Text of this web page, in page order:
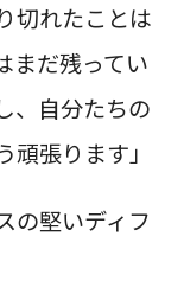
切れたことは
まだ残ってい
、自分たちの
張ります」
堅いディフ